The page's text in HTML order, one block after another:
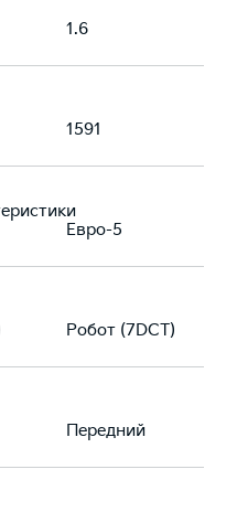
1.6
1591
Евро-5
Робот (7DCT)
Передний